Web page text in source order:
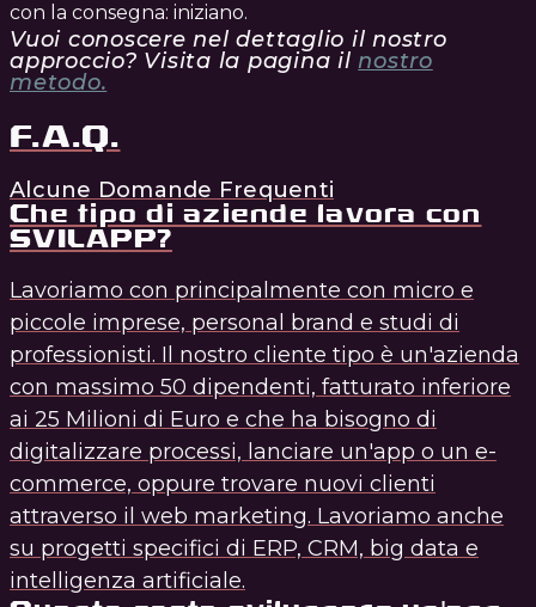
con la consegna: iniziano.
Vuoi conoscere nel dettaglio il nostro
approccio? Visita la pagina ilnostro
metodo.
F.A.Q.
Alcune Domande Frequenti
Che tipo di aziende lavora con
SVILAPP?
Lavoriamo con principalmente con micro e
piccole imprese, personal brand e studi di
professionisti. Il nostro cliente tipo è un'azienda
con massimo 50 dipendenti, fatturato inferiore
ai 25 Milioni di Euro e che ha bisogno di
digitalizzare processi, lanciare un'app o un e-
commerce, oppure trovare nuovi clienti
attraverso il web marketing. Lavoriamo anche
su progetti specifici di ERP, CRM, big data e
intelligenza artificiale.